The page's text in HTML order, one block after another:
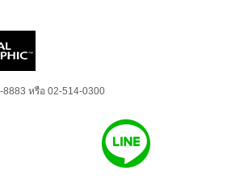
หรือ 02-514-0300